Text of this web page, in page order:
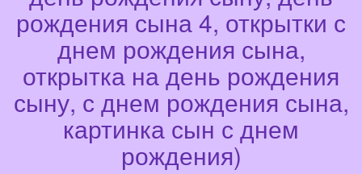
рождения сына 4, открытки с
днем рождения сына,
открытка на день рождения
сыну, с днем рождения сына,
картинка сын с днем
рождения)